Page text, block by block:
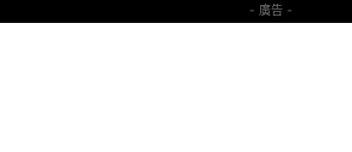
- 廣告 -